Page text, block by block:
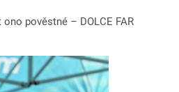
pověstné – DOLCE FAR